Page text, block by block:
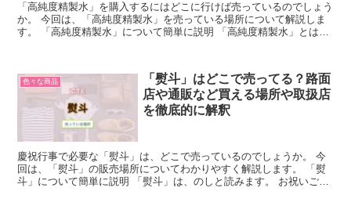
「高純度精製水」を購入するにはどこに行けば売っているのでしょう
か。 今回は、「高純度精製水」を売っている場所について解説しま
す。 「高純度精製水」について簡単に説明 「高純度精製水」とは、
色々な商品
「熨斗」はどこで売ってる？路面
店や通販など買える場所や取扱店
を徹底的に解釈
慶祝行事で必要な「熨斗」は、どこで売っているのでしょうか。 今
回は、「熨斗」の販売場所についてわかりやすく解説します。 「熨
斗」について簡単に説明 「熨斗」は、のしと読みます。 お祝いごと